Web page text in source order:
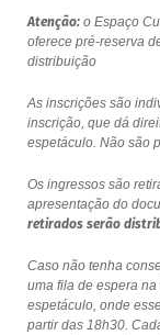
Atenção:o Espaço
oferece pré-reserva
distribuição
As inscrições são
inscrição, que dá
espetáculo. Não são
Os ingressos são
apresentação do
retirados serão
Caso não tenha
uma fila de espera
espetáculo, onde
partir das 18h30.